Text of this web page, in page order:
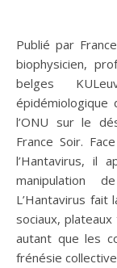
Publié par France Soir le 14 mai 2026 Le Pr Martin Zizi,
biophysicien,
belges
l’ONU sur le
France Soir.
l’Hantavirus, il
manipulation
L’Hantavirus fait
sociaux,
autant que les
frénésie